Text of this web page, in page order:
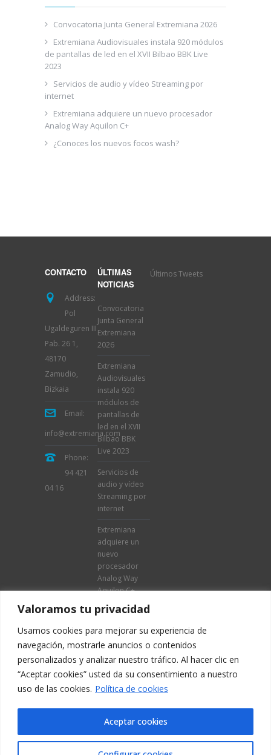
Valoramos tu privacidad
Usamos cookies para mejorar su experiencia de
navegación, mostrarle anuncios o contenidos
personalizados y analizar nuestro tráfico. Al hacer clic en
“Aceptar cookies” usted da su consentimiento a nuestro
uso de las cookies. Política de cookies
Aceptar cookies
Convocatoria Junta General Extremiana 2026
Extremiana Audiovisuales instala 920 módulos
de pantallas de led en el XVII Bilbao BBK Live
2023
Servicios de audio y vídeo Streaming por
internet
Extremiana adquiere un nuevo procesador
Analog Way Aquilon C+
¿Conoces los nuevos focos wash?
CONTACTO
Address:
Pol
Ugaldeguren III
Pab. 26 1,
48170
Zamudio,
Bizkaia
Email:
info@extremiana.com
Phone:
94 421
04 16
ÚLTIMAS
NOTICIAS
Convocatoria
Junta General
Extremiana
2026
Extremiana
Audiovisuales
instala 920
módulos de
pantallas de
led en el XVII
Bilbao BBK
Live 2023
Servicios de
audio y vídeo
Streaming por
internet
Extremiana
adquiere un
nuevo
procesador
Analog Way
Aquilon C+
Últimos Tweets
Aviso legal
privacidad